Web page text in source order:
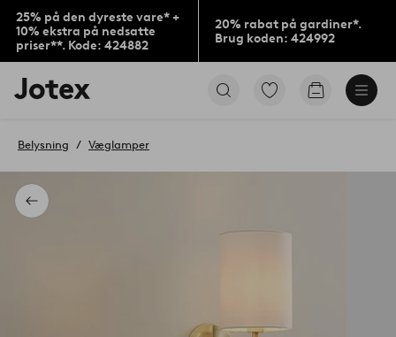
25% på den dyreste vare* +
10% ekstra på nedsatte
priser**. Kode: 424882
20% rabat på gardiner*.
Brug koden: 424992
Jotex
logo
til
Gå
Gå
Tilbage
Belysning Væglamper